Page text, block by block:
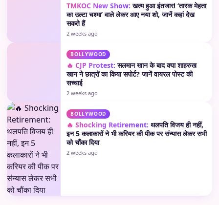
TMKOC New Show: खत्म हुआ इंतजार! ‘तारक मेहता
का उल्टा चश्मा’ वाले लेकर आए नया शो, जानें कहां देख
सकते हैं
2 weeks ago
BOLLYWOOD
🔥 CJP Protest: सलमान खान के बाद क्या शाहरुख
खान ने छात्रों का किया सपोर्ट? जानें वायरल पोस्ट की
सच्चाई
2 weeks ago
BOLLYWOOD
🔥 Shocking Retirement: थलपति विजय ही नहीं,
इन 5 कलाकारों ने भी करियर की पीक पर संन्यास लेकर सभी
को चौंका दिया
2 weeks ago